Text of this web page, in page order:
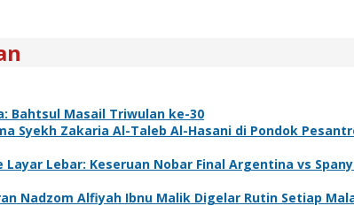
Bahtsul Masail Triwulan ke-30
Syekh Zakaria Al-Taleb Al-Hasani di Pondok
Lebar: Keseruan Nobar Final Argentina vs
Nadzom Alfiyah Ibnu Malik Digelar Rutin Setiap